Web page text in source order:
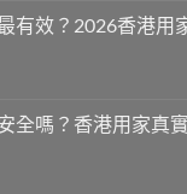
有效？2026香港用
全嗎？香港用家真